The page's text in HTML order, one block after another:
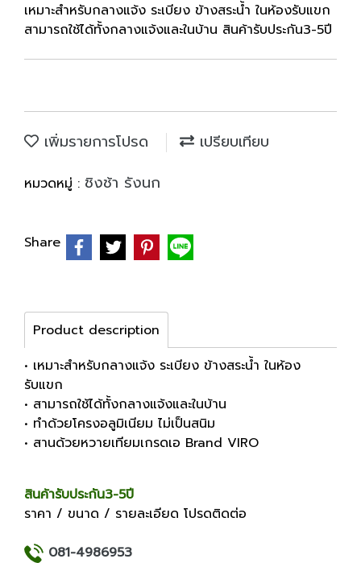
เหมาะสำหรับกลางแจ้ง ระเบียง ข้างสระน้ำ ในห้องรับแขก
สามารถใช้ได้ทั้งกลางแจ้งและในบ้าน สินค้ารับประกัน3-5ปี
เพิ่มรายการโปรด เปรียบเทียบ
หมวดหมู่ : ชิงช้า รังนก
Share
Product description
• เหมาะสำหรับกลางแจ้ง ระเบียง ข้างสระน้ำ ในห้อง
รับแขก
• สามารถใช้ได้ทั้งกลางแจ้งและในบ้าน
• ทำด้วยโครงอลูมิเนียม ไม่เป็นสนิม
• สานด้วยหวายเทียมเกรดเอ Brand VIRO
สินค้ารับประกัน3-5ปี
ราคา / ขนาด / รายละเอียด โปรดติดต่อ
081-4986953